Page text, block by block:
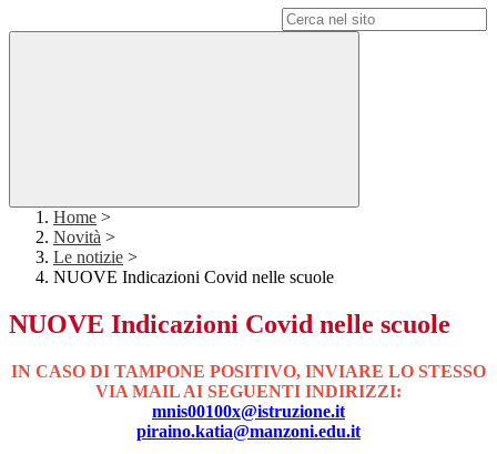
Home >
Novità >
Le notizie >
NUOVE Indicazioni Covid nelle scuole
NUOVE Indicazioni Covid nelle scuole
IN CASO DI TAMPONE POSITIVO, INVIARE LO STESSO
VIA MAIL AI SEGUENTI INDIRIZZI:
mnis00100x@istruzione.it
piraino.katia@manzoni.edu.it